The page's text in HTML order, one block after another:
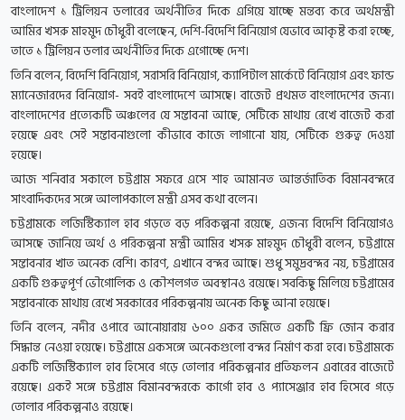
বাংলাদেশ ১ ট্রিলিয়ন ডলারের অর্থনীতির দিকে এগিয়ে যাচ্ছে মন্তব্য করে অর্থমন্ত্রী
আমির খসরু মাহমুদ চৌধুরী বলেছেন, দেশি-বিদেশি বিনিয়োগ যেভাবে আকৃষ্ট করা হচ্ছে,
তাতে ১ ট্রিলিয়ন ডলার অর্থনীতির দিকে এগোচ্ছে দেশ।
তিনি বলেন, বিদেশি বিনিয়োগ, সরাসরি বিনিয়োগ, ক্যাপিটাল মার্কেটে বিনিয়োগ এবং ফান্ড
ম্যানেজারদের বিনিয়োগ- সবই বাংলাদেশে আসছে। বাজেট প্রথমত বাংলাদেশের জন্য।
বাংলাদেশের প্রত্যেকটি অঞ্চলের যে সম্ভাবনা আছে, সেটিকে মাথায় রেখে বাজেট করা
হয়েছে এবং সেই সম্ভাবনাগুলো কীভাবে কাজে লাগানো যায়, সেটিকে গুরুত্ব দেওয়া
হয়েছে।
আজ শনিবার সকালে চট্টগ্রাম সফরে এসে শাহ আমানত আন্তর্জাতিক বিমানবন্দরে
সাংবাদিকদের সঙ্গে আলাপকালে মন্ত্রী এসব কথা বলেন।
চট্টগ্রামকে লজিস্টিক্যাল হাব গড়তে বড় পরিকল্পনা রয়েছে, এজন্য বিদেশি বিনিয়োগও
আসছে জানিয়ে অর্থ ও পরিকল্পনা মন্ত্রী আমির খসরু মাহমুদ চৌধুরী বলেন, চট্টগ্রামে
সম্ভাবনার খাত অনেক বেশি। কারণ, এখানে বন্দর আছে। শুধু সমুদ্রবন্দর নয়, চট্টগ্রামের
একটি গুরুত্বপূর্ণ ভৌগোলিক ও কৌশলগত অবস্থানও রয়েছে। সবকিছু মিলিয়ে চট্টগ্রামের
সম্ভাবনাকে মাথায় রেখে সরকারের পরিকল্পনায় অনেক কিছু আনা হয়েছে।
তিনি বলেন, নদীর ওপারে আনোয়ারায় ৬০০ একর জমিতে একটি ফ্রি জোন করার
সিদ্ধান্ত নেওয়া হয়েছে। চট্টগ্রামে একসঙ্গে অনেকগুলো বন্দর নির্মাণ করা হবে। চট্টগ্রামকে
একটি লজিস্টিক্যাল হাব হিসেবে গড়ে তোলার পরিকল্পনার প্রতিফলন এবারের বাজেটে
রয়েছে। একই সঙ্গে চট্টগ্রাম বিমানবন্দরকে কার্গো হাব ও প্যাসেঞ্জার হাব হিসেবে গড়ে
তোলার পরিকল্পনাও রয়েছে।